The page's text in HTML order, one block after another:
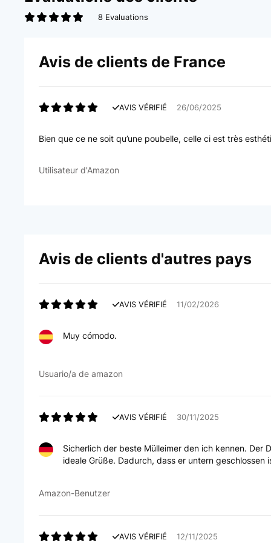
8 Evaluations
Avis de clients de France
AVIS VÉRIFIÉ 26/06/2025
Bien que ce ne soit qu’une poubelle, celle ci est très
Utilisateur d'Amazon
Avis de clients d'autres pays
AVIS VÉRIFIÉ 11/02/2026
Muy cómodo.
Usuario/a de amazon
AVIS VÉRIFIÉ 30/11/2025
Sicherlich der beste Mülleimer den ich kennen.
ideale Grüße. Dadurch, dass er untern
Amazon-Benutzer
AVIS VÉRIFIÉ 12/11/2025